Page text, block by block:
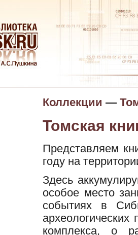
Коллекции —
Томская
Представляем
году на
Здесь
особое место
событиях в
комплекса, о